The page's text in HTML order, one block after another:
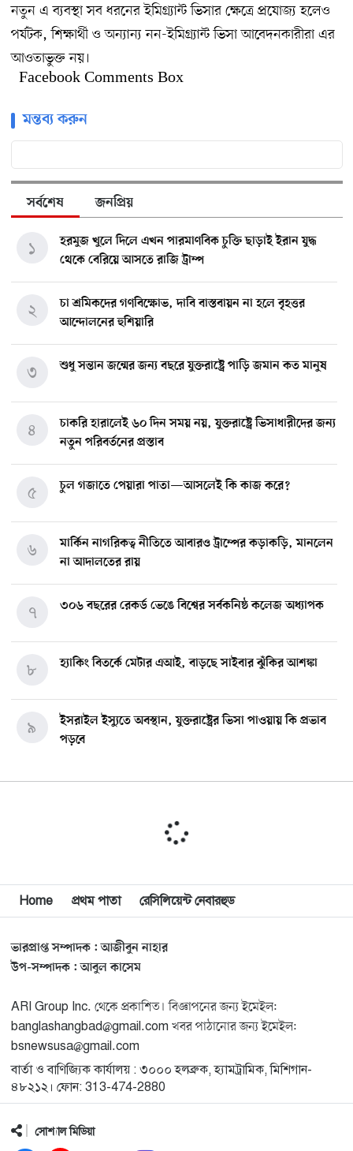
নতুন এ ব্যবস্থা সব ধরনের ইমিগ্র্যান্ট ভিসার ক্ষেত্রে প্রযোজ্য হলেও
পর্যটক, শিক্ষার্থী ও অন্যান্য নন-ইমিগ্র্যান্ট ভিসা আবেদনকারীরা এর
আওতাভুক্ত নয়।
Facebook Comments Box
মন্তব্য করুন
সর্বশেষ জনপ্রিয়
হরমুজ খুলে দিলে এখন পারমাণবিক চুক্তি ছাড়াই ইরান যুদ্ধ
থেকে বেরিয়ে আসতে রাজি ট্রাম্প
১
চা শ্রমিকদের গণবিক্ষোভ, দাবি বাস্তবায়ন না হলে বৃহত্তর
আন্দোলনের হুশিয়ারি
২
শুধু সন্তান জন্মের জন্য বছরে যুক্তরাষ্ট্রে পাড়ি জমান কত মানুষ
৩
চাকরি হারালেই ৬০ দিন সময় নয়, যুক্তরাষ্ট্রে ভিসাধারীদের জন্য
নতুন পরিবর্তনের প্রস্তাব
৪
চুল গজাতে পেয়ারা পাতা—আসলেই কি কাজ করে?
৫
মার্কিন নাগরিকত্ব নীতিতে আবারও ট্রাম্পের কড়াকড়ি, মানলেন
না আদালতের রায়
৬
৩০৬ বছরের রেকর্ড ভেঙে বিশ্বের সর্বকনিষ্ঠ কলেজ অধ্যাপক
৭
হ্যাকিং বিতর্কে মেটার এআই, বাড়ছে সাইবার ঝুঁকির আশঙ্কা
৮
ইসরাইল ইস্যুতে অবস্থান, যুক্তরাষ্ট্রের ভিসা পাওয়ায় কি প্রভাব
পড়বে
৯
চাঁদের বুকে আছড়ে পড়ল ইলন মাস্কের প্রতিষ্ঠানের রকেট
‘জুলাইকার’ এই বিতর্কের জন্য আদালত থাকবে না: স্বরাষ্ট্রমন্ত্রী
১২
জুলাই যোদ্ধাদের যথাযথ মর্যাদা দেওয়া না হলে সেটা জাতির
জন্য লজ্জার হবে: ভারপ্রাপ্ত রাষ্ট্রপতি
১৩
মিশিগানে ডেমোক্র্যাট সিনেট প্রাইমারিতে জয়ী আবদুল আল-
সাইয়েদ, ব্যর্থ কোটি কোটি ডলারের প্রচারণা
১৪
মিশিগানে দক্ষিণ সুরমা ওয়েলফেয়ার অ্যাসোসিয়েশনের
বনভোজন অনুষ্ঠিত
১৫
Home প্রথম পাতা রেসিলিয়েন্ট নেবারহুড
ভারপ্রাপ্ত সম্পাদক : আজীবুন নাহার
উপ-সম্পাদক : আবুল কাসেম
ARI Group Inc. থেকে প্রকাশিত। বিজ্ঞাপনের জন্য ইমেইল:
banglashangbad@gmail.com খবর পাঠানোর জন্য ইমেইল:
bsnewsusa@gmail.com
বার্তা ও বাণিজ্যিক কার্যালয় : ৩০০০ হলব্রুক, হ্যামট্রামিক, মিশিগান-
৪৮২১২। ফোন: 313-474-2880
সোশ্যাল মিডিয়া